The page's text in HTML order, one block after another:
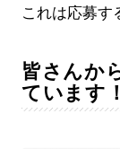
これは応募す
皆さんか
ています！